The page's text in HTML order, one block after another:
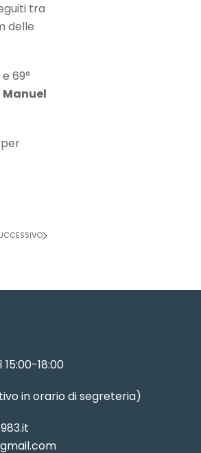
tra
delle
e 69°
Manuel
per
18:00
in orario di segreteria)